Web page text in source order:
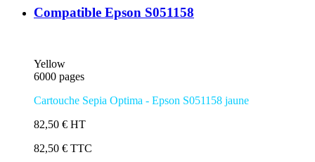
Compatible Epson S051158
Yellow
6000 pages
Cartouche Sepia Optima - Epson S051158 jaune
82,50 € HT
82,50 € TTC